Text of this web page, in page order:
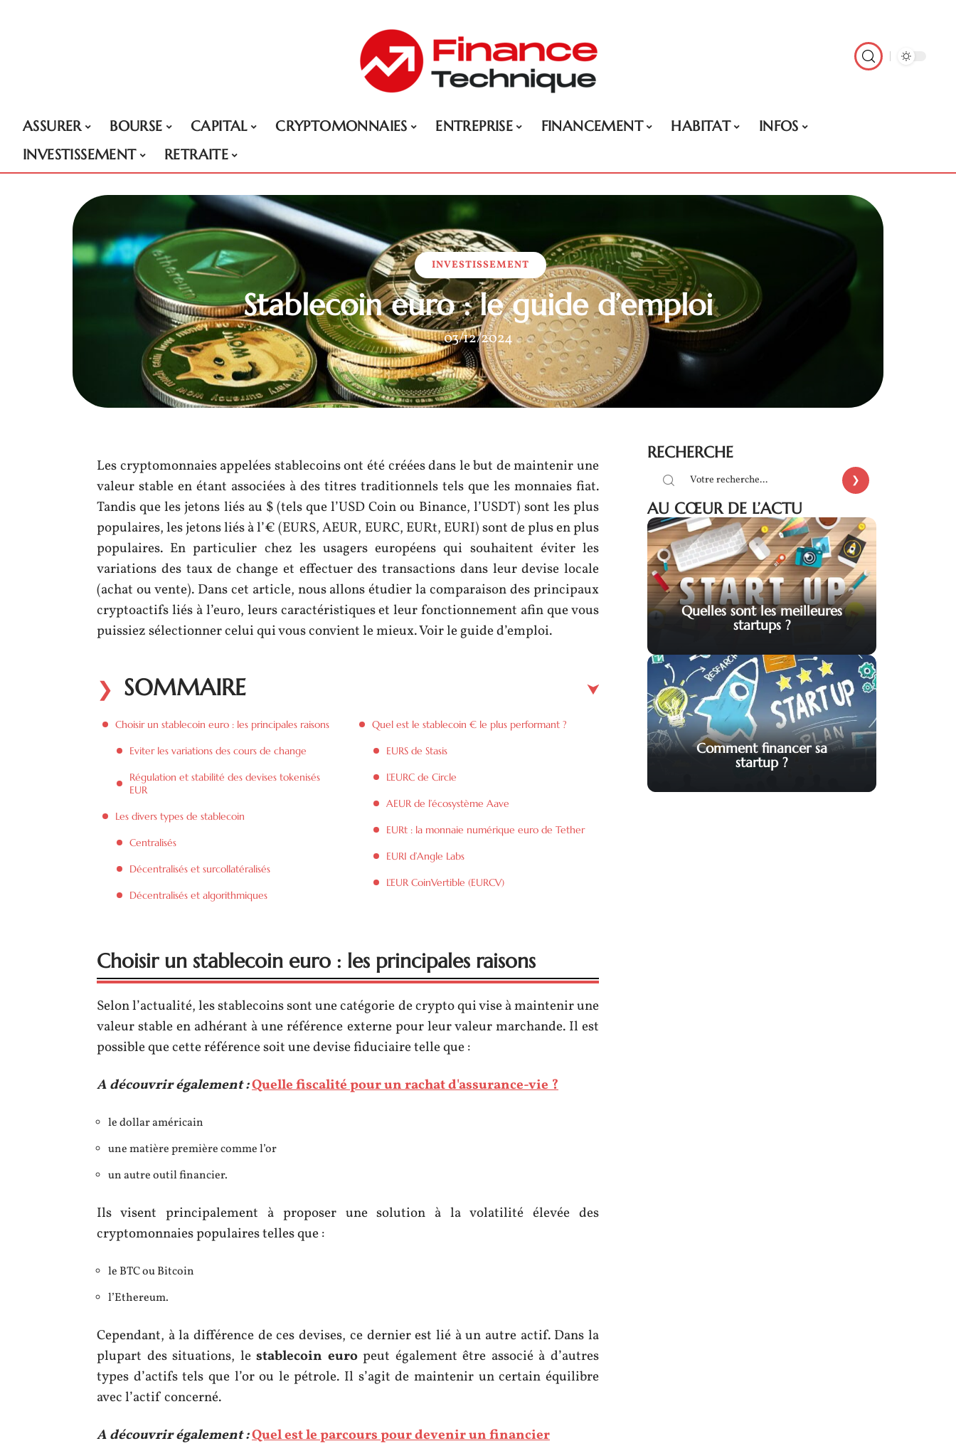
ASSURER BOURSE CAPITAL CRYPTOMONNAIES ENTREPRISE FINANCEMENT HABITAT
INFOS
INVESTISSEMENT
RETRAITE
INVESTISSEMENT
Stablecoin euro : le guide d’emploi
03/12/2024
Les cryptomonnaies appelées stablecoins ont été créées dans le but de maintenir une
valeur stable en étant associées à des titres traditionnels tels que les monnaies fiat.
Tandis que les jetons liés au $ (tels que l’USD Coin ou Binance, l’USDT) sont les plus
populaires, les jetons liés à l’€ (EURS, AEUR, EURC, EURt, EURI) sont de plus en plus
populaires. En particulier chez les usagers européens qui souhaitent éviter les
variations des taux de change et effectuer des transactions dans leur devise locale
(achat ou vente). Dans cet article, nous allons étudier la comparaison des principaux
cryptoactifs liés à l’euro, leurs caractéristiques et leur fonctionnement afin que vous
puissiez sélectionner celui qui vous convient le mieux. Voir le guide d’emploi.
SOMMAIRE
Choisir un stablecoin euro : les principales raisons
Eviter les variations des cours de change
Régulation et stabilité des devises tokenisés
EUR
Les divers types de stablecoin
Centralisés
Décentralisés et surcollatéralisés
Décentralisés et algorithmiques
Quel est le stablecoin € le plus performant ?
EURS de Stasis
L’EURC de Circle
AEUR de l’écosystème Aave
EURt : la monnaie numérique euro de Tether
EURI d’Angle Labs
L’EUR CoinVertible (EURCV)
Choisir un stablecoin euro : les principales raisons
Selon l’actualité, les stablecoins sont une catégorie de crypto qui vise à maintenir une
valeur stable en adhérant à une référence externe pour leur valeur marchande. Il est
possible que cette référence soit une devise fiduciaire telle que :
A découvrir également :Quelle fiscalité pour un rachat d'assurance-vie ?
le dollar américain
une matière première comme l’or
un autre outil financier.
Ils visent principalement à proposer une solution à la volatilité élevée des
cryptomonnaies populaires telles que :
le BTC ou Bitcoin
l’Ethereum.
Cependant, à la différence de ces devises, ce dernier est lié à un autre actif. Dans la
plupart des situations, lestablecoin europeut également être associé à d’autres
types d’actifs tels que l’or ou le pétrole. Il s’agit de maintenir un certain équilibre
avec l’actif concerné.
A découvrir également :Quel est le parcours pour devenir un financier
RECHERCHE
AU CŒUR DE L’ACTU
Quelles sont les meilleures
startups ?
Comment financer sa
startup ?